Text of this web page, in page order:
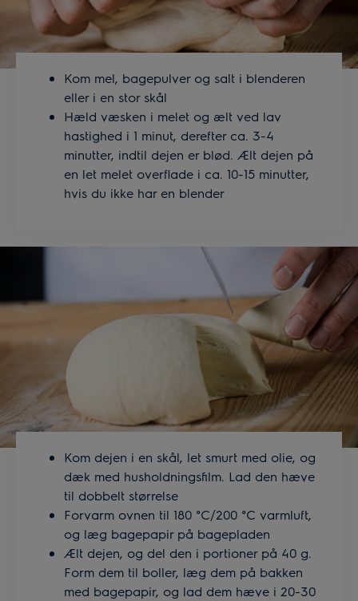
Kom mel, bagepulver og salt i blenderen
eller i en stor skål
Hæld væsken i melet og ælt ved lav
hastighed i 1 minut, derefter ca. 3-4
minutter, indtil dejen er blød. Ælt dejen på
en let melet overflade i ca. 10-15 minutter,
hvis du ikke har en blender
Kom dejen i en skål, let smurt med olie, og
dæk med husholdningsfilm. Lad den hæve
til dobbelt størrelse
Forvarm ovnen til 180 °C/200 °C varmluft,
og læg bagepapir på bagepladen
Ælt dejen, og del den i portioner på 40 g.
Form dem til boller, læg dem på bakken
med bagepapir, og lad dem hæve i 20-30